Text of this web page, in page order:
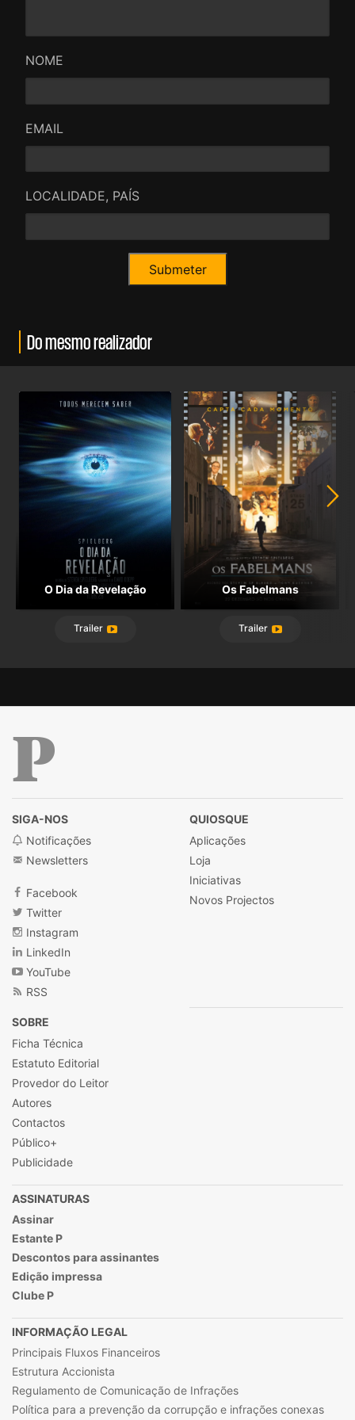
NOME
EMAIL
LOCALIDADE, PAÍS
Do mesmo realizador
O Dia da Revelação
Trailer
Os Fabelmans
Trailer
SIGA-NOS
Notificações
Newsletters
Facebook
Twitter
Instagram
LinkedIn
YouTube
RSS
QUIOSQUE
Aplicações
Loja
Iniciativas
Novos Projectos
SOBRE
Ficha Técnica
Estatuto Editorial
Provedor do Leitor
Autores
Contactos
Público+
Publicidade
ASSINATURAS
Assinar
Estante P
Descontos para assinantes
Edição impressa
Clube P
INFORMAÇÃO LEGAL
Principais Fluxos Financeiros
Estrutura Accionista
Regulamento de Comunicação de Infrações
Política para a prevenção da corrupção e infrações conexas